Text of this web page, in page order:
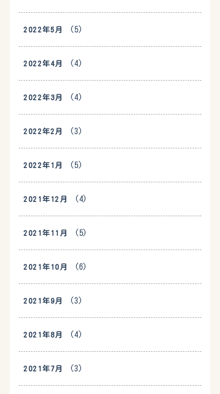
2022年5月 (5)
2022年4月 (4)
2022年3月 (4)
2022年2月 (3)
2022年1月 (5)
2021年12月 (4)
2021年11月 (5)
2021年10月 (6)
2021年9月 (3)
2021年8月 (4)
2021年7月 (3)